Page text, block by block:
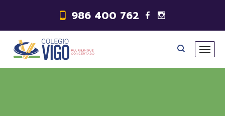
986 400 762